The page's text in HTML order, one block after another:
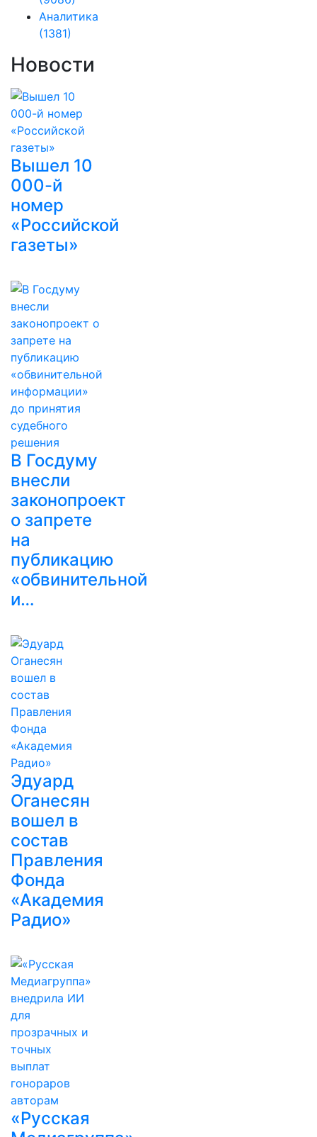
Аналитика
(1381)
Новости
Вышел 10
000-й
номер
«Российской
газеты»
В Госдуму
внесли
законопроект
о запрете
на
публикацию
«обвинительной
и…
Эдуард
Оганесян
вошел в
состав
Правления
Фонда
«Академия
Радио»
«Русская